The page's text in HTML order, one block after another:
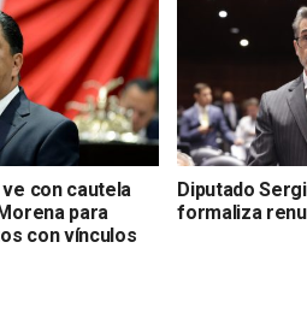
con cautela
para
con vínculos
Diputado
formaliza